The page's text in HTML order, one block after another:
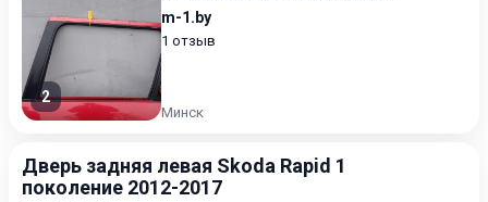
2
m-1.by
1 отзыв
Минск
Дверь задняя левая Skoda Rapid 1
поколение 2012-2017